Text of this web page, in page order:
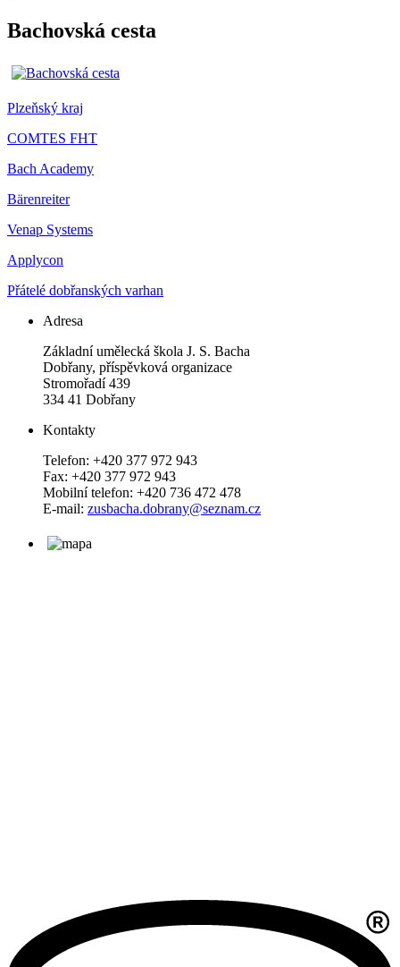
Bachovská cesta
Plzeňský kraj
COMTES FHT
Bach Academy
Bärenreiter
Venap Systems
Applycon
Přátelé dobřanských varhan
Adresa
Základní umělecká škola J. S. Bacha
Dobřany, příspěvková organizace
Stromořadí 439
334 41 Dobřany
Kontakty
Telefon: +420 377 972 943
Fax: +420 377 972 943
Mobilní telefon: +420 736 472 478
E-mail: zusbacha.dobrany@seznam.cz